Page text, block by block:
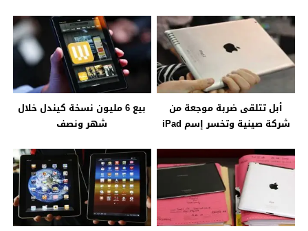
أبل تتلقى ضربة موجعة من
شركة صينية وتخسر إسم iPad
بيع 6 مليون نسخة كيندل خلال
شهر ونصف